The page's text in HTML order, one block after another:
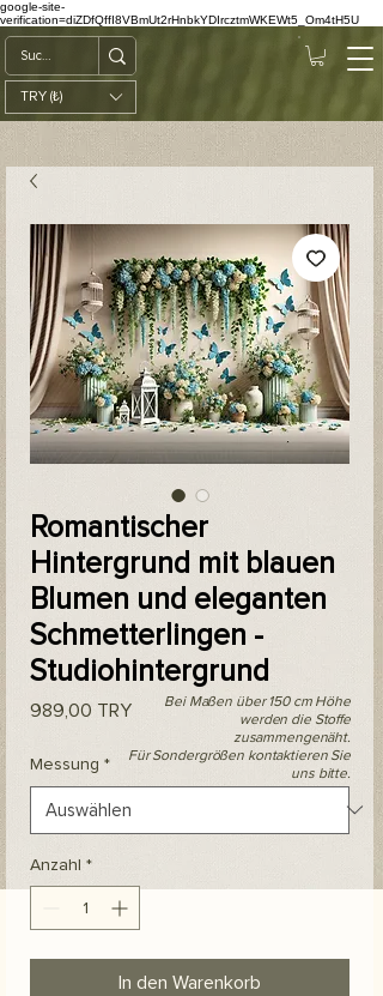
google-site-
verification=diZDfQffI8VBmUt2rHnbkYDIrcztmWKEWt5_Om4tH5U
TRY (₺)
Romantischer
Hintergrund mit blauen
Blumen und eleganten
Schmetterlingen -
Studiohintergrund
989,00 TRYPreis
Messung *
Anzahl *
In den Warenkorb
Bei Maßen über 150 cm Höhe
werden die Stoffe
zusammengenäht.
Für Sondergrößen kontaktieren Sie
uns bitte.